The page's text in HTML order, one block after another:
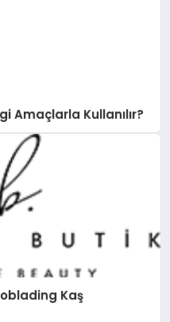
Amaçlarla Kullanılır?
Kaş